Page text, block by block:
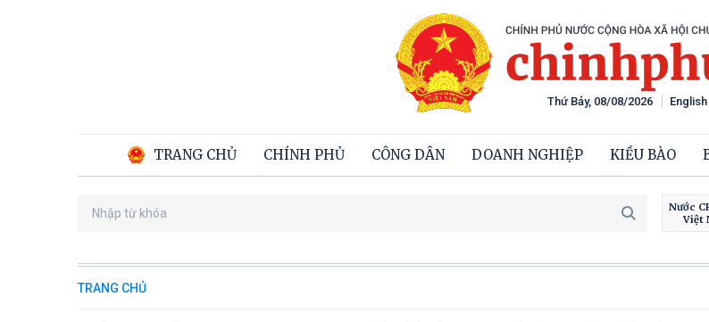
English
TRANG CHỦ CHÍNH PHỦ CÔNG DÂN DOANH NGHIỆP KIỀU BÀO
Thứ Bảy, 08/08/2026
Nước
Việt
TRANG CHỦ